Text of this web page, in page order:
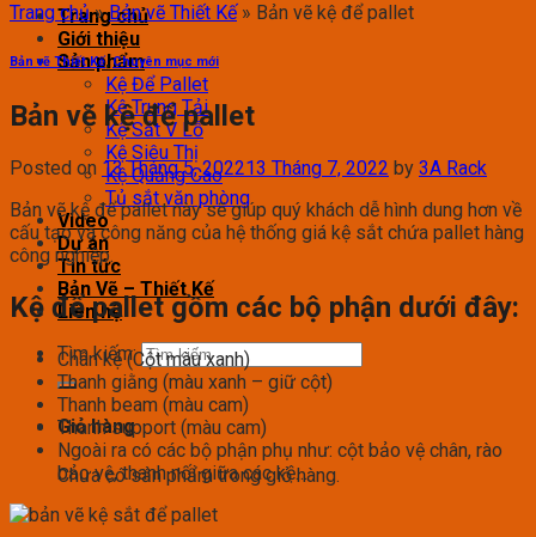
Trang chủ
Giới thiệu
Sản phẩm
Kệ Để Pallet
Kệ Trung Tải
Kệ Sắt V Lỗ
Kệ Siêu Thị
Kệ Quảng Cáo
Tủ sắt văn phòng
Video
Dự án
Tin tức
Bản Vẽ – Thiết Kế
Liên hệ
Tìm kiếm:
Giỏ hàng
Chưa có sản phẩm trong giỏ hàng.
Trang chủ»Bản vẽ Thiết Kế» Bản vẽ kệ để pallet
Bản vẽ Thiết Kế,Chuyên mục mới
Bản vẽ kệ để pallet
Posted on 13 Tháng 5, 202213 Tháng 7, 2022 by 3A Rack
Bản vẽ kệ để pallet này sẽ giúp quý khách dễ hình dung hơn về
cấu tạo và công năng của hệ thống giá kệ sắt chứa pallet hàng
công nghiệp.
Kệ để pallet gồm các bộ phận dưới đây:
Chân kệ (Cột màu xanh)
Thanh giằng (màu xanh – giữ cột)
Thanh beam (màu cam)
Thanh support (màu cam)
Ngoài ra có các bộ phận phụ như: cột bảo vệ chân, rào
bảo vệ, thanh nối giữa các kệ…